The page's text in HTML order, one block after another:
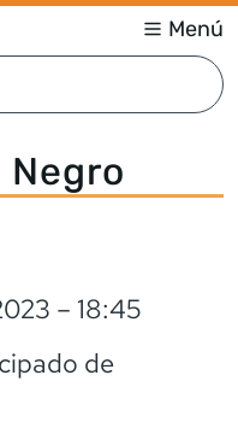
Menú
Negro
– 18:45
de